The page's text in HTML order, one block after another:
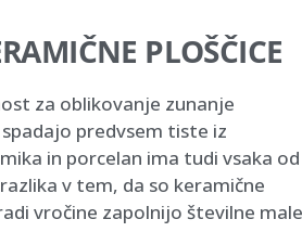
PLOŠČICE
za oblikovanje zunanje
predvsem tiste iz
in porcelan ima tudi vsaka od
v tem, da so keramične
vročine zapolnijo številne male